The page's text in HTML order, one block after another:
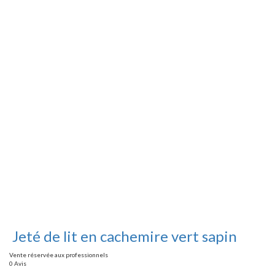
Jeté de lit en cachemire vert sapin
Vente réservée aux professionnels
0 Avis